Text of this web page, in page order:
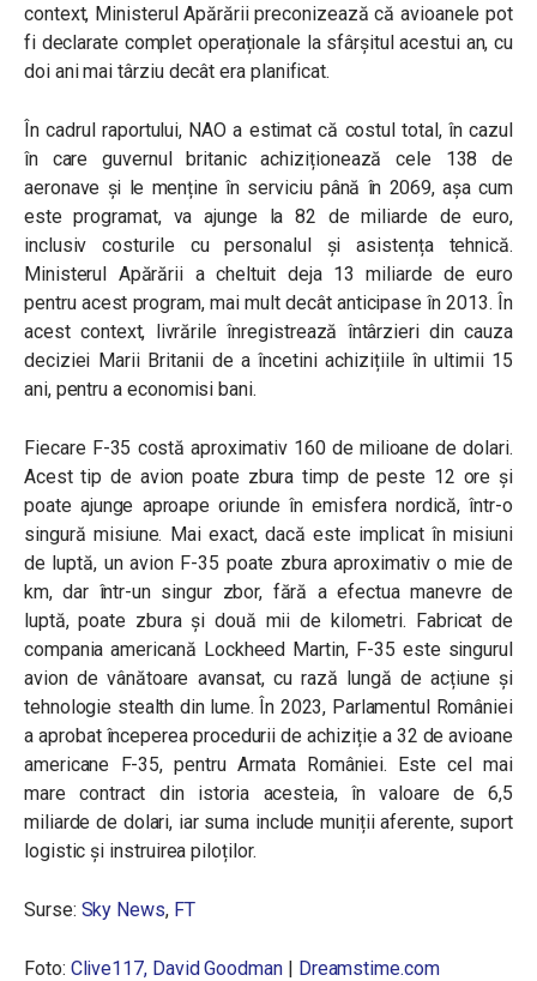
context, Ministerul Apărării preconizează că avioanele pot
fi declarate complet operaționale la sfârșitul acestui an, cu
doi ani mai târziu decât era planificat.
În cadrul raportului, NAO a estimat că costul total, în cazul
în care guvernul britanic achiziționează cele 138 de
aeronave și le menține în serviciu până în 2069, așa cum
este programat, va ajunge la 82 de miliarde de euro,
inclusiv costurile cu personalul și asistența tehnică.
Ministerul Apărării a cheltuit deja 13 miliarde de euro
pentru acest program, mai mult decât anticipase în 2013. În
acest context, livrările înregistrează întârzieri din cauza
deciziei Marii Britanii de a încetini achizițiile în ultimii 15
ani, pentru a economisi bani.
Fiecare F-35 costă aproximativ 160 de milioane de dolari.
Acest tip de avion poate zbura timp de peste 12 ore și
poate ajunge aproape oriunde în emisfera nordică, într-o
singură misiune. Mai exact, dacă este implicat în misiuni
de luptă, un avion F-35 poate zbura aproximativ o mie de
km, dar într-un singur zbor, fără a efectua manevre de
luptă, poate zbura și două mii de kilometri. Fabricat de
compania americană Lockheed Martin, F-35 este singurul
avion de vânătoare avansat, cu rază lungă de acțiune și
tehnologie stealth din lume. În 2023, Parlamentul României
a aprobat începerea procedurii de achiziție a 32 de avioane
americane F-35, pentru Armata României. Este cel mai
mare contract din istoria acesteia, în valoare de 6,5
miliarde de dolari, iar suma include muniții aferente, suport
logistic și instruirea piloților.
Surse: Sky News, FT
Foto: Clive117, David Goodman| Dreamstime.com